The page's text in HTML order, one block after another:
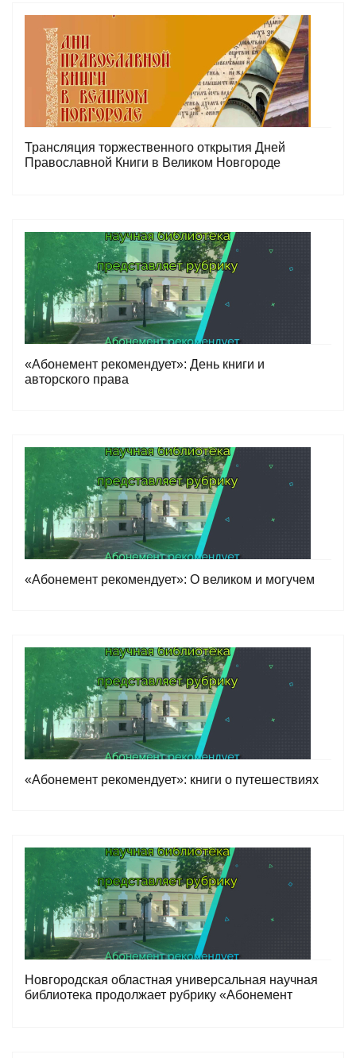
Трансляция торжественного открытия Дней
Православной Книги в Великом Новгороде
«Абонемент рекомендует»: День книги и
авторского права
«Абонемент рекомендует»: О великом и могучем
«Абонемент рекомендует»: книги о путешествиях
Новгородская областная универсальная научная
библиотека продолжает рубрику «Абонемент